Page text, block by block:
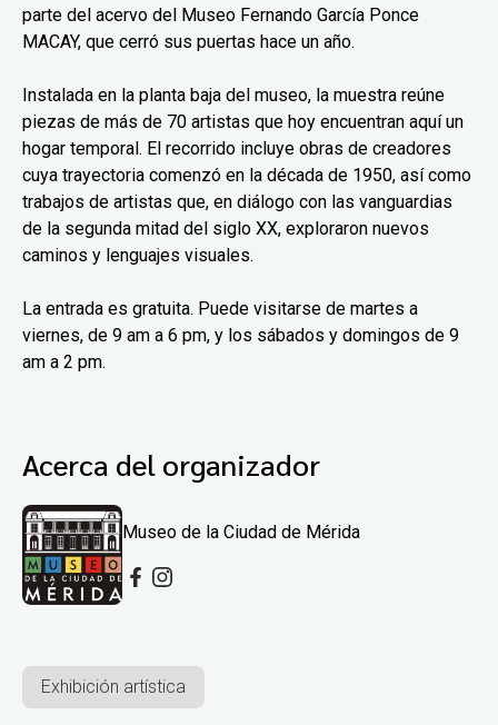
parte del acervo del Museo Fernando García Ponce
MACAY, que cerró sus puertas hace un año.
Instalada en la planta baja del museo, la muestra reúne
piezas de más de 70 artistas que hoy encuentran aquí un
hogar temporal. El recorrido incluye obras de creadores
cuya trayectoria comenzó en la década de 1950, así como
trabajos de artistas que, en diálogo con las vanguardias
de la segunda mitad del siglo XX, exploraron nuevos
caminos y lenguajes visuales.
La entrada es gratuita. Puede visitarse de martes a
viernes, de 9 am a 6 pm, y los sábados y domingos de 9
am a 2 pm.
Acerca del organizador
Museo de la Ciudad de Mérida
Exhibición artística